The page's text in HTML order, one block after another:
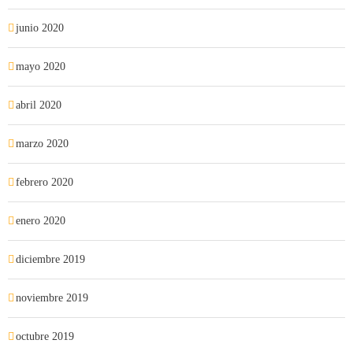
junio 2020
mayo 2020
abril 2020
marzo 2020
febrero 2020
enero 2020
diciembre 2019
noviembre 2019
octubre 2019